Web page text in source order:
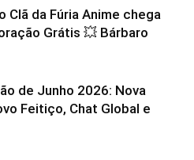
Clã da Fúria Anime chega
Grátis 💥 Bárbaro
de Junho 2026: Nova
Feitiço, Chat Global e